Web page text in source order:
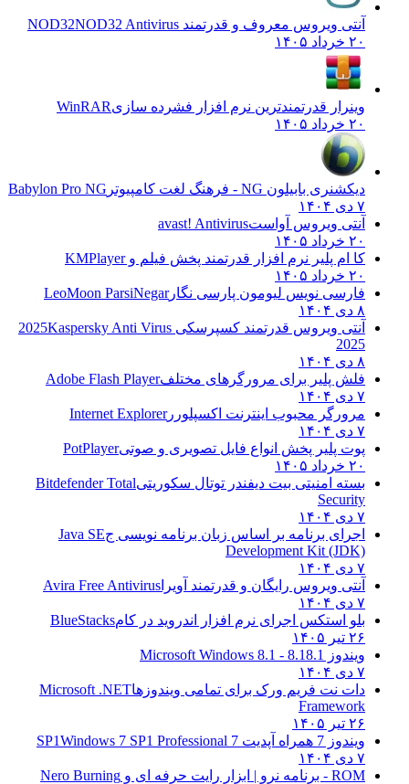
آنتی ویروس معروف و قدرتمند NOD32 NOD32 Antivirus
۲۰ خرداد ۱۴۰۵
وینرار قدرتمندترین نرم افزار فشرده سازیWinRAR
۲۰ خرداد ۱۴۰۵
دیکشنری بابیلون NG - فرهنگ لغت کامپیوتر
Babylon Pro NG
۷ دی ۱۴۰۴
آنتی ویروس آواستavast! Antivirus
۲۰ خرداد ۱۴۰۵
کا ام پلیر نرم افزار قدرتمند پخش فیلم وKMPlayer
۲۰ خرداد ۱۴۰۵
فارسی نویس لیومون پارسی نگارLeoMoon ParsiNegar
۸ دی ۱۴۰۴
آنتی ویروس قدرتمند کسپرسکی 2025 Kaspersky Anti Virus
2025
۸ دی ۱۴۰۴
فلش پلیر برای مرورگرهای مختلفAdobe Flash Player
۷ دی ۱۴۰۴
مرورگر محبوب اینترنت اکسپلوررInternet Explorer
۷ دی ۱۴۰۴
پوت پلیر پخش انواع فایل تصویری و صوتیPotPlayer
۲۰ خرداد ۱۴۰۵
بسته امنیتی بیت دیفندر توتال سکوریتیBitdefender Total
Security
۷ دی ۱۴۰۴
اجرای برنامه بر اساس زبان برنامه نویسی جJava SE
Development Kit (JDK)
۷ دی ۱۴۰۴
آنتی ویروس رایگان و قدرتمند آویرا Avira Free Antivirus
۷ دی ۱۴۰۴
بلو استکس اجرای نرم افزار اندروید در کامBlueStacks
۲۶ تیر ۱۴۰۵
ویندوز 8.1
8.1 - Microsoft Windows 8.1
۷ دی ۱۴۰۴
دات نت فریم ورک برای تمامی ویندوزهاMicrosoft .NET
Framework
۲۶ تیر ۱۴۰۵
ویندوز 7 همراه آپدیت 7 SP1
Windows 7 SP1 Professional
۷ دی ۱۴۰۴
ROM - برنامه نرو | ابزار رایت حرفه ای و
Nero Burning